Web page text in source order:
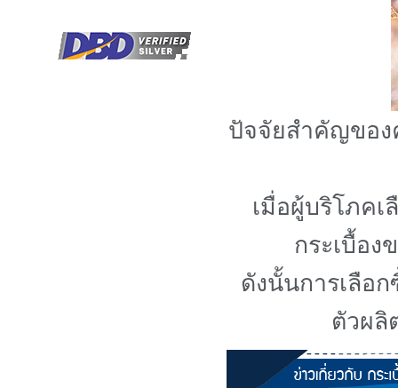
ปัจจัยสำคัญของ
เมื่อผู้บริโภคเ
กระเบื้อ
ดังนั้นการเลือ
ตัวผลิ